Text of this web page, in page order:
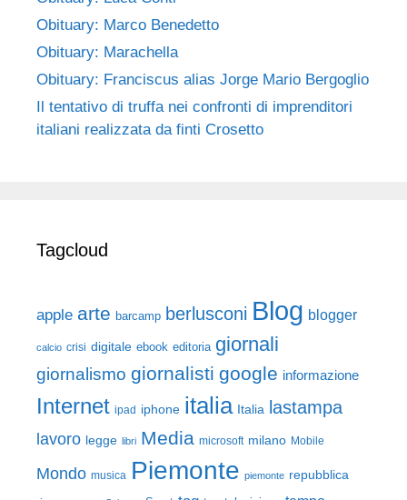
Obituary: Marco Benedetto
Obituary: Marachella
Obituary: Franciscus alias Jorge Mario Bergoglio
Il tentativo di truffa nei confronti di imprenditori
italiani realizzata da finti Crosetto
Tagcloud
apple arte barcamp berlusconi Blog blogger
calcio crisi digitale ebook editoria giornali
giornalismo giornalisti google informazione
Internet ipad iphone italia Italia lastampa
lavoro legge libri Media microsoft milano Mobile
Mondo musica Piemonte piemonte repubblica